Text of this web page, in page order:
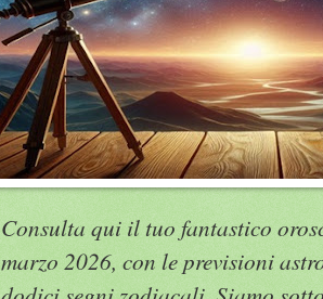
Consulta qui il tuo fantastico
marzo 2026, con le previsioni